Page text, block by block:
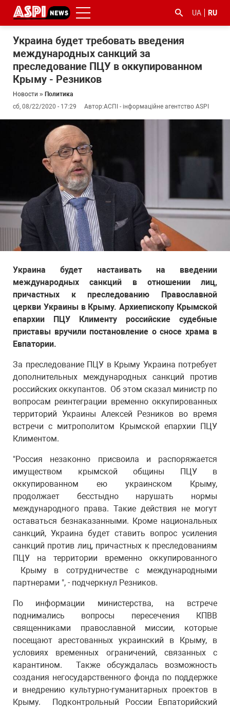
UA RU
Украина будет требовать введения
международных санкций за
преследование ПЦУ в оккупированном
Крыму - Резников
Новости » Политика
сб, 08/22/2020 - 17:29
Автор:АСПІ - інформаційне агентство ASPI
Украина будет настаивать на введении
международных санкций в отношении лиц,
причастных к преследованию Православной
церкви Украины в Крыму. Архиепископу Крымской
епархии ПЦУ Клименту российские судебные
приставы вручили постановление о сносе храма в
Евпатории.
За преследование ПЦУ в Крыму Украина потребует
дополнительных международных санкций против
российских оккупантов. Об этом сказал министр по
вопросам реинтеграции временно оккупированных
территорий Украины Алексей Резников во время
встречи с митрополитом Крымской епархии ПЦУ
Климентом.
"Россия незаконно присвоила и распоряжается
имуществом крымской общины ПЦУ в
оккупированном ею украинском Крыму,
продолжает бесстыдно нарушать нормы
международного права. Такие действия не могут
оставаться безнаказанными. Кроме национальных
санкций, Украина будет ставить вопрос усиления
санкций против лиц, причастных к преследованиям
ПЦУ на территории временно оккупированного
Крыму в сотрудничестве с международными
партнерами ", - подчеркнул Резников.
По информации министерства, на встрече
поднимались вопросы пересечения КПВВ
священниками православной миссии, которые
посещают арестованных украинский в Крыму, в
условиях временных ограничений, связанных с
карантином. Также обсуждалась возможность
создания негосударственного фонда по поддержке
и внедрению культурно-гуманитарных проектов в
Крыму. Подконтрольный России Евпаторийский
корупцією